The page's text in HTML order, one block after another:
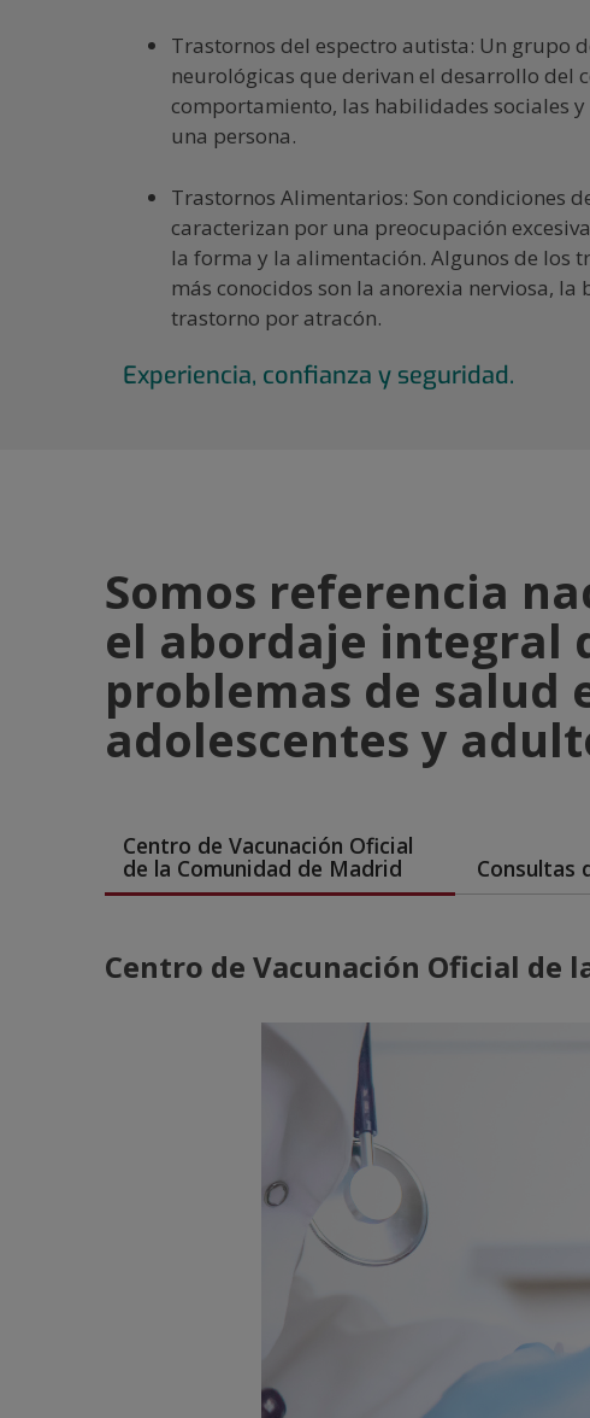
Trastornos del espectro autista: Un grupo
neurológicas que derivan el desarrollo del
comportamiento, las habilidades sociales
una persona.
Trastornos Alimentarios: Son condiciones
caracterizan por una preocupación
la forma y la alimentación. Algunos de los
más conocidos son la anorexia nerviosa, la
trastorno por atracón.
Experiencia, confianza y seguridad.
Somos referencia
el abordaje integral
problemas de salud
adolescentes y
Centro de Vacunación Oficial
de la Comunidad de Madrid Consultas
Centro de Vacunación Oficial de